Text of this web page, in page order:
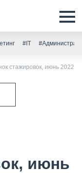
#IT
стажировок, июнь 2022
июнь